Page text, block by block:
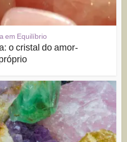
em Equilíbrio
o cristal do amor-